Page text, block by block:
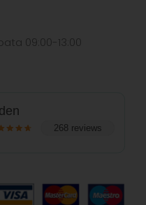
09:00-13:00
268 reviews